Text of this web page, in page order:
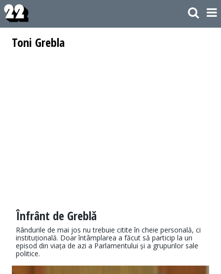
Toni Grebla
Înfrânt de Greblă
Rândurile de mai jos nu trebuie citite în cheie personală, ci
instituțională. Doar întâmplarea a făcut să particip la un
episod din viața de azi a Parlamentului și a grupurilor sale
politice.